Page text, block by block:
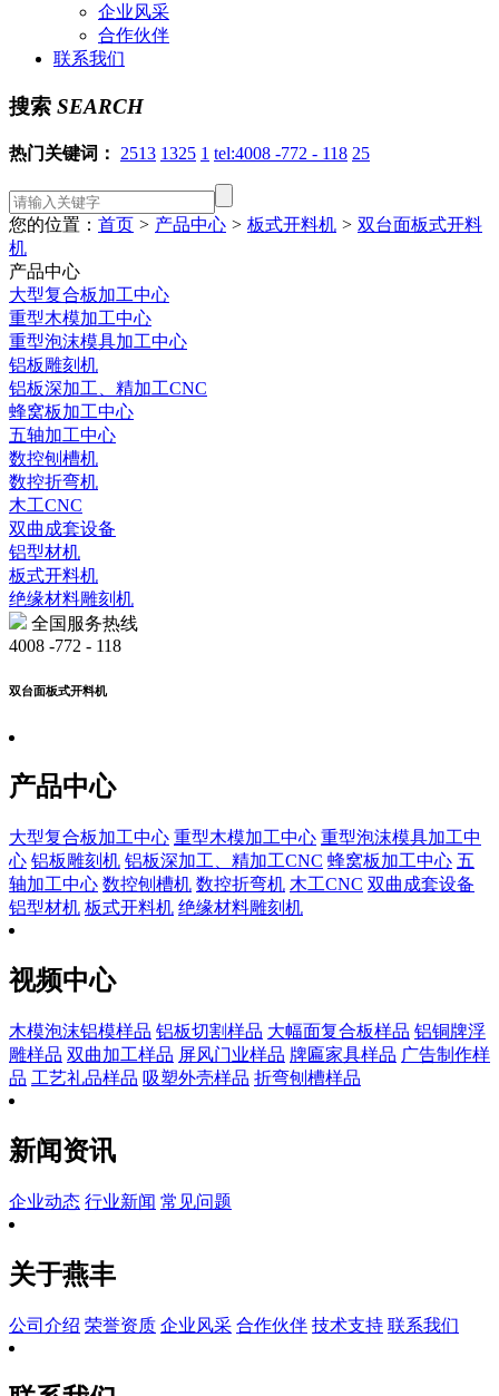
企业风采
合作伙伴
联系我们
搜索 SEARCH
热门关键词： 2513 1325 1 tel:4008 -772 - 118 25
您的位置： 首页 > 产品中心 > 板式开料机 > 双台面板式开料
机
产品中心
大型复合板加工中心
重型木模加工中心
重型泡沫模具加工中心
铝板雕刻机
铝板深加工、精加工CNC
蜂窝板加工中心
五轴加工中心
数控刨槽机
数控折弯机
木工CNC
双曲成套设备
铝型材机
板式开料机
绝缘材料雕刻机
全国服务热线
4008 -772 - 118
双台面板式开料机
产品中心
大型复合板加工中心 重型木模加工中心 重型泡沫模具加工中
心 铝板雕刻机 铝板深加工、精加工CNC 蜂窝板加工中心 五
轴加工中心 数控刨槽机 数控折弯机 木工CNC 双曲成套设备
铝型材机 板式开料机 绝缘材料雕刻机
视频中心
木模泡沫铝模样品 铝板切割样品 大幅面复合板样品 铝铜牌浮
雕样品 双曲加工样品 屏风门业样品 牌匾家具样品 广告制作样
品 工艺礼品样品 吸塑外壳样品 折弯刨槽样品
新闻资讯
企业动态 行业新闻 常见问题
关于燕丰
公司介绍 荣誉资质 企业风采 合作伙伴 技术支持 联系我们